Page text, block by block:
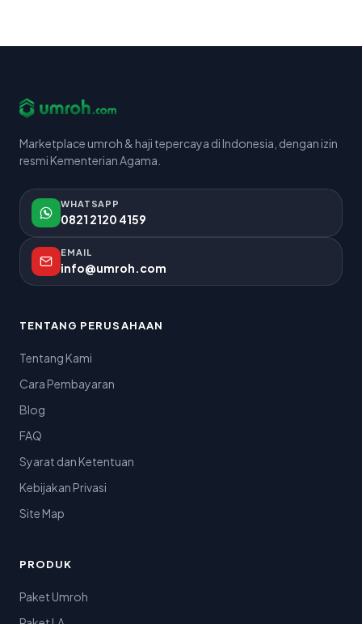
Marketplace umroh & haji tepercaya di Indonesia, dengan izin
resmi Kementerian Agama.
WHATSAPP
0821 2120 4159
EMAIL
info@umroh.com
TENTANG PERUSAHAAN
Tentang Kami
Cara Pembayaran
Blog
FAQ
Syarat dan Ketentuan
Kebijakan Privasi
Site Map
PRODUK
Paket Umroh